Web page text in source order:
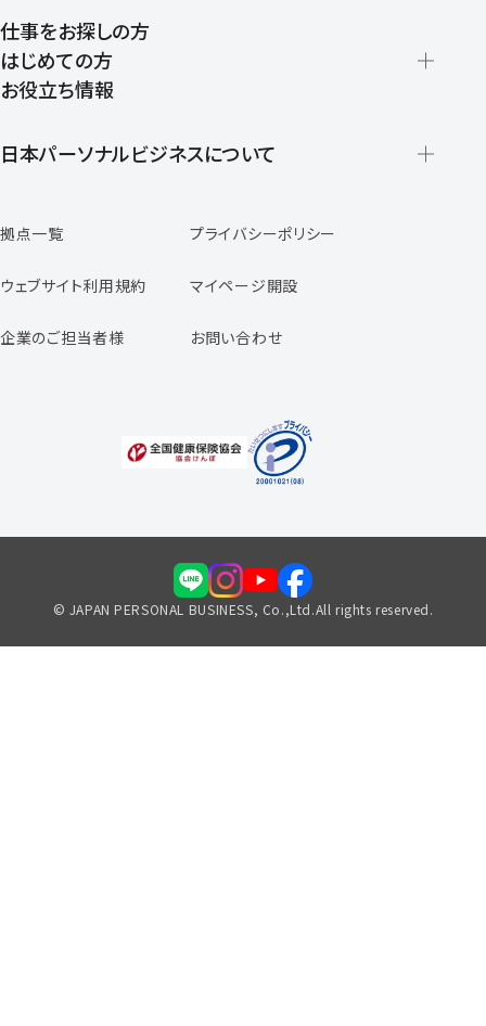
仕事をお探しの方
はじめての方
登録から就業開始までの流れ
お役立ち情報
日本パーソナルビジネスについて
スタッフの声
専任コンサルタントの声
福利厚生のご案内
拠点一覧 プライバシーポリシー
ウェブサイト利用規約 マイページ開設
企業のご担当者様 お問い合わせ
© JAPAN PERSONAL BUSINESS, Co.,Ltd.All rights reserved.